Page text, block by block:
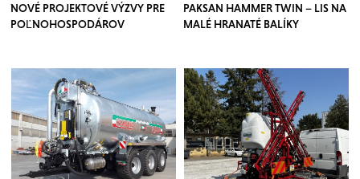
NOVÉ PROJEKTOVÉ VÝZVY PRE
POĽNOHOSPODÁROV
PAKSAN HAMMER TWIN – LIS NA
MALÉ HRANATÉ BALÍKY